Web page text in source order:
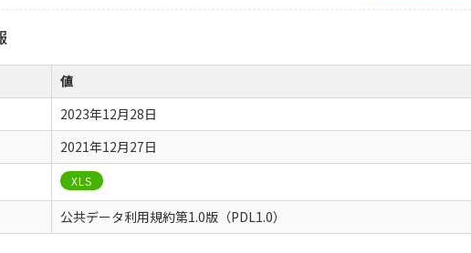
値
2023年12月28日
2021年12月27日
XLS
公共データ利用規約第1.0版（PDL1.0）